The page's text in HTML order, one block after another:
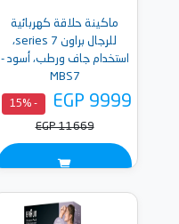
ماكينة حلاقة كهربائية
للرجال براون series 7،
استخدام جاف ورطب، أسود -
MBS7
EGP 9999
- 15%
EGP 11669